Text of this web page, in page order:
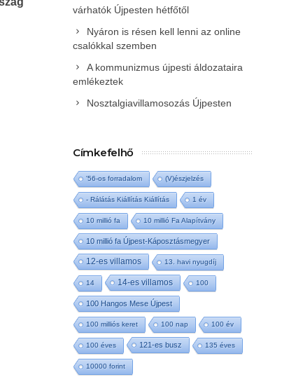
várhatók Újpesten hétfőtől
Nyáron is résen kell lenni az online
csalókkal szemben
A kommunizmus újpesti áldozataira
emlékeztek
Nosztalgiavillamosozás Újpesten
Címkefelhő
'56-os forradalom (V)észjelzés
- Rálátás Kiállítás Kiállítás 1 év
10 millió fa 10 millió Fa Alapítvány
10 millió fa Újpest-Káposztásmegyer
12-es villamos 13. havi nyugdíj
14 14-es villamos 100
100 Hangos Mese Újpest
100 milliós keret 100 nap 100 év
100 éves 121-es busz 135 éves
10000 forint